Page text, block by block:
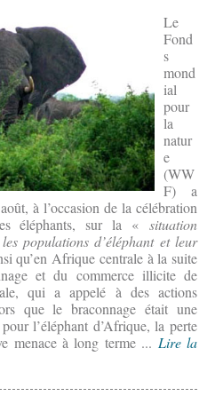
Le
Fond
s
mond
ial
pour
la
natur
e
(WW
F) a
à l’occasion de la célébration
éléphants, sur la « situation
populations d’éléphant et leur
qu’en Afrique centrale à la suite
et du commerce illicite de
qui a appelé à des actions
que le braconnage était une
l’éléphant d’Afrique, la perte
menace à long terme ... Lire la